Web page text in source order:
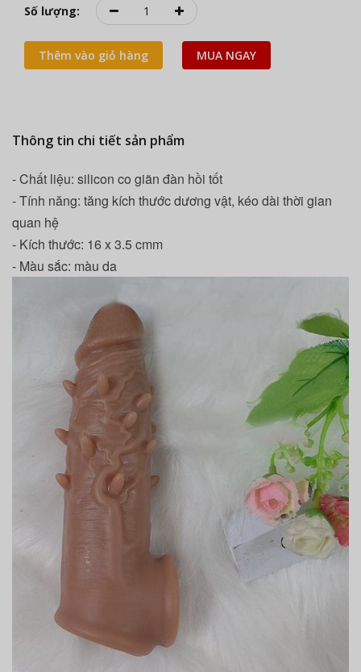
Số lượng:
Thêm vào giỏ hàng MUA NGAY
Thông tin chi tiết sản phẩm
- Chất liệu: silicon co giãn đàn hồi tốt
- Tính năng: tăng kích thước dương vật, kéo dài thời gian
quan hệ
- Kích thước: 16 x 3.5 cmm
- Màu sắc: màu da